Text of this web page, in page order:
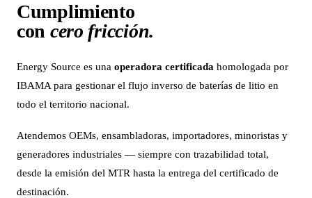
Cumplimiento
con cero fricción.
Energy Source es una operadora certificada homologada por
IBAMA para gestionar el flujo inverso de baterías de litio en
todo el territorio nacional.
Atendemos OEMs, ensambladoras, importadores, minoristas y
generadores industriales — siempre con trazabilidad total,
desde la emisión del MTR hasta la entrega del certificado de
destinación.